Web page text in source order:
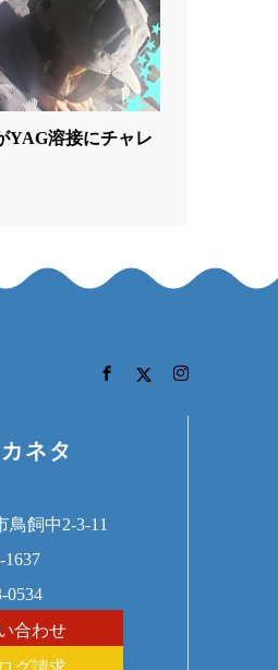
YAG溶接にチャレ
ネタ
鳥飼中2-3-11
1637
0534
合わせ
グ請求